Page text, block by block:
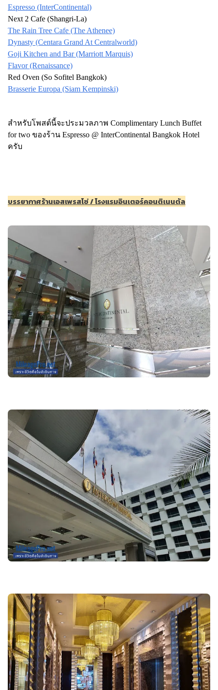
Espresso (InterContinental)
Next 2 Cafe (Shangri-La)
The Rain Tree Cafe (The Athenee)
Dynasty (Centara Grand At Centralworld)
Goji Kitchen and Bar (Marriott Marquis)
Flavor (Renaissance)
Red Oven (So Sofitel Bangkok)
Brasserie Europa (Siam Kempinski)
สำหรับโพสต์นี้จะประมวลภาพ Complimentary Lunch Buffet
for two ของร้าน Espresso @ InterContinental Bangkok Hotel
ครับ
บรรยากาศร้านเอสเพรสโซ่ / โรงแรมอินเตอร์คอนติเนนตัล